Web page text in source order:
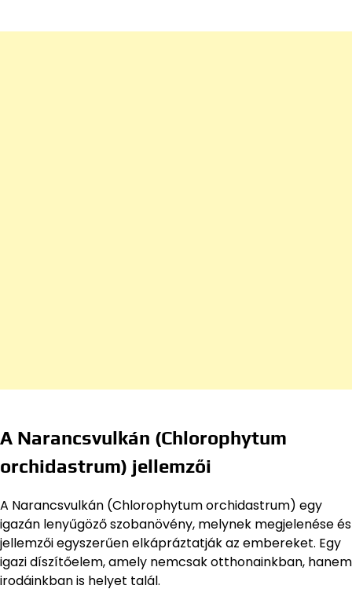
A Narancsvulkán (Chlorophytum
orchidastrum) jellemzői
A Narancsvulkán (Chlorophytum orchidastrum) egy
igazán lenyűgöző szobanövény, melynek megjelenése és
jellemzői egyszerűen elkápráztatják az embereket. Egy
igazi díszítőelem, amely nemcsak otthonainkban, hanem
irodáinkban is helyet talál.